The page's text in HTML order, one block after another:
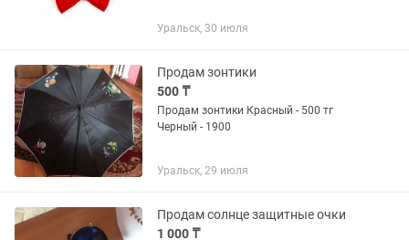
Уральск, 30 июля
Продам зонтики
500 ₸
Продам зонтики Красный - 500 тг
Черный - 1900
Уральск, 29 июля
Продам солнце защитные очки
1 000 ₸